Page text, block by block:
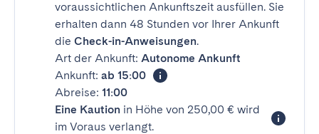
voraussichtlichen Ankunftszeit ausfüllen. Sie
erhalten dann 48 Stunden vor Ihrer Ankunft
die Check-in-Anweisungen.
Art der Ankunft: Autonome Ankunft
Ankunft: ab 15:00
Abreise: 11:00
Eine Kaution in Höhe von 250,00 € wird
im Voraus verlangt.